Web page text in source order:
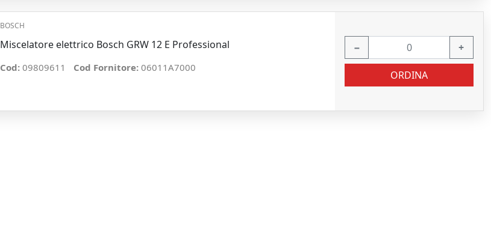
BOSCH
Miscelatore elettrico Bosch GRW 12 E Professional
Cod: 09809611 Cod Fornitore: 06011A7000
− +
ORDINA